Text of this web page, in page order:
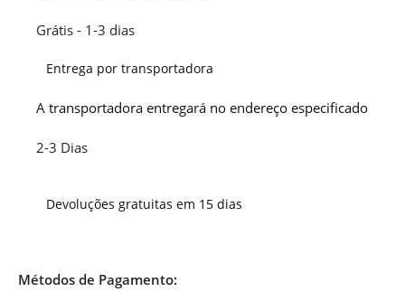
Grátis - 1-3 dias
Entrega por transportadora
A transportadora entregará no endereço especificado
2-3 Dias
Devoluções gratuitas em 15 dias
Métodos de Pagamento: